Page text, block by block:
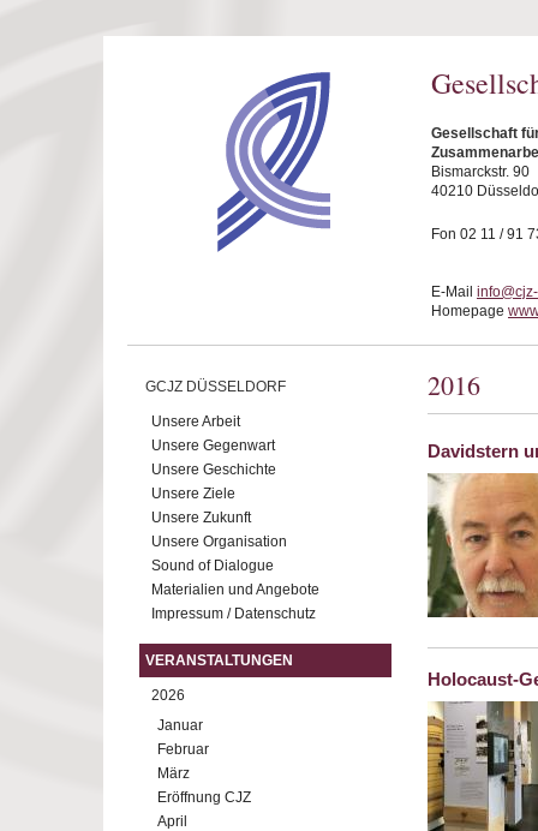
Gesellschaft
Bismarckstr. 90
40210
Fon 02 11 / 91
E-Mail
Homepage
GCJZ DÜSSELDORF
Unsere Arbeit
Unsere Gegenwart
Unsere Geschichte
Unsere Ziele
Unsere Zukunft
Unsere Organisation
Sound of Dialogue
Materialien und Angebote
Impressum / Datenschutz
VERANSTALTUNGEN
2026
Januar
Februar
März
Eröffnung CJZ
April
2016
Davidstern
Holocaust-